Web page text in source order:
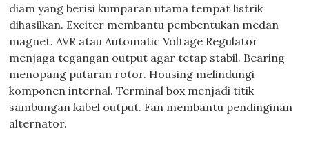
diam yang berisi kumparan utama tempat listrik
dihasilkan. Exciter membantu pembentukan medan
magnet. AVR atau Automatic Voltage Regulator
menjaga tegangan output agar tetap stabil. Bearing
menopang putaran rotor. Housing melindungi
komponen internal. Terminal box menjadi titik
sambungan kabel output. Fan membantu pendinginan
alternator.